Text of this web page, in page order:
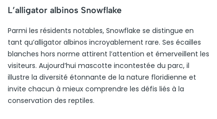
L’alligator albinos Snowflake
Parmi les résidents notables, Snowflake se distingue en
tant qu’alligator albinos incroyablement rare. Ses écailles
blanches hors norme attirent l’attention et émerveillent les
visiteurs. Aujourd’hui mascotte incontestée du parc, il
illustre la diversité étonnante de la nature floridienne et
invite chacun à mieux comprendre les défis liés à la
conservation des reptiles.